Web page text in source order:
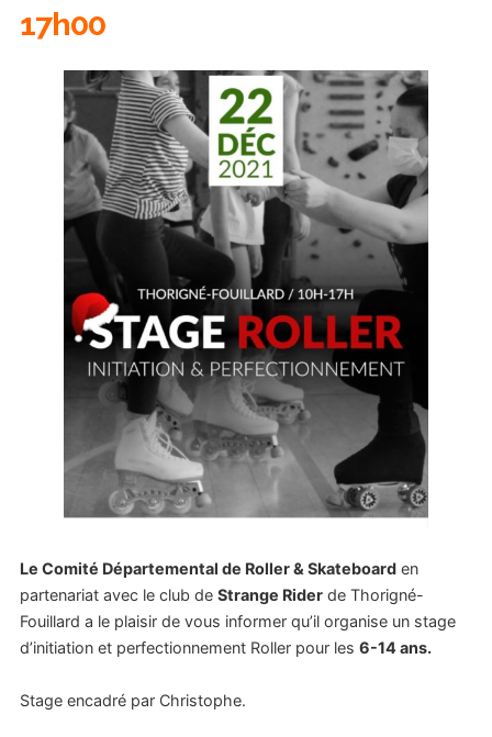
17h00
Le Comité Départemental de Roller & Skateboarden
partenariat avec le club de Strange Riderde Thorigné-
Fouillard a le plaisir de vous informer qu’il organise un stage
d’initiation et perfectionnement Roller pour les 6-14 ans.
Stage encadré par Christophe.